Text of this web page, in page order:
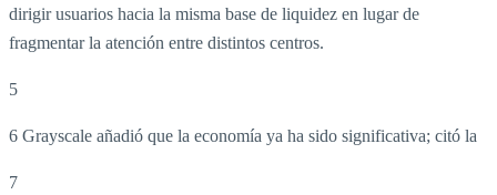
dirigir usuarios hacia la misma base de liquidez en lugar de
fragmentar la atención entre distintos centros.
5
6 Grayscale añadió que la economía ya ha sido significativa; citó la
7